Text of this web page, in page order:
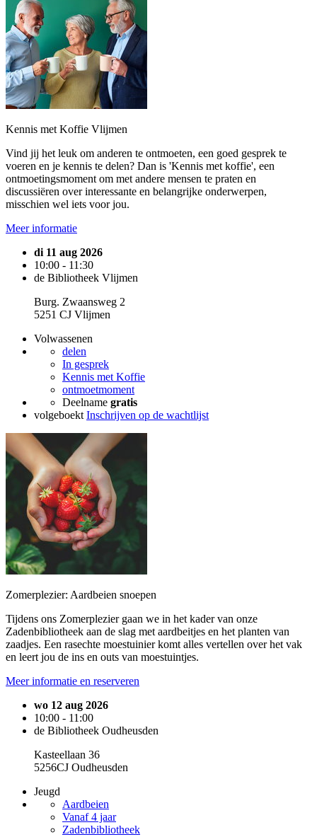
Kennis met Koffie Vlijmen
Vind jij het leuk om anderen te ontmoeten, een goed gesprek te
voeren en je kennis te delen? Dan is 'Kennis met koffie', een
ontmoetingsmoment om met andere mensen te praten en
discussiëren over interessante en belangrijke onderwerpen,
misschien wel iets voor jou.
Meer informatie
di 11 aug 2026
10:00 - 11:30
de Bibliotheek Vlijmen
Burg. Zwaansweg 2
5251 CJ Vlijmen
Volwassenen
delen
In gesprek
Kennis met Koffie
ontmoetmoment
Deelname gratis
volgeboekt Inschrijven op de wachtlijst
Zomerplezier: Aardbeien snoepen
Tijdens ons Zomerplezier gaan we in het kader van onze
Zadenbibliotheek aan de slag met aardbeitjes en het planten van
zaadjes. Een rasechte moestuinier komt alles vertellen over het vak
en leert jou de ins en outs van moestuintjes.
Meer informatie en reserveren
wo 12 aug 2026
10:00 - 11:00
de Bibliotheek Oudheusden
Kasteellaan 36
5256CJ Oudheusden
Jeugd
Aardbeien
Vanaf 4 jaar
Zadenbibliotheek